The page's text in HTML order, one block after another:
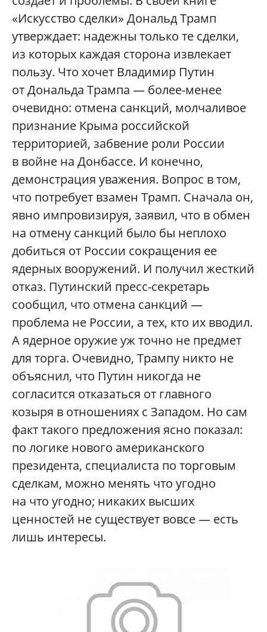
«Искусство сделки» Дональд Трамп
утверждает: надежны только те сделки,
из которых каждая сторона извлекает
пользу. Что хочет Владимир Путин
от Дональда Трампа — более-менее
очевидно: отмена санкций, молчаливое
признание Крыма российской
территорией, забвение роли России
в войне на Донбассе. И конечно,
демонстрация уважения. Вопрос в том,
что потребует взамен Трамп. Сначала он,
явно импровизируя, заявил, что в обмен
на отмену санкций было бы неплохо
добиться от России сокращения ее
ядерных вооружений. И получил жесткий
отказ. Путинский пресс-секретарь
сообщил, что отмена санкций —
проблема не России, а тех, кто их вводил.
А ядерное оружие уж точно не предмет
для торга. Очевидно, Трампу никто не
объяснил, что Путин никогда не
согласится отказаться от главного
козыря в отношениях с Западом. Но сам
факт такого предложения ясно показал:
по логике нового американского
президента, специалиста по торговым
сделкам, можно менять что угодно
на что угодно; никаких высших
ценностей не существует вовсе — есть
лишь интересы.